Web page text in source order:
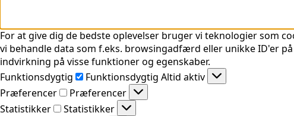
For at give dig de bedste oplevelser bruger vi teknologier som
vi behandle data som f.eks. browsingadfærd eller unikke ID'er
indvirkning på visse funktioner og egenskaber.
Funktionsdygtig
Funktionsdygtig Altid aktiv
Præferencer
Præferencer
Statistikker
Statistikker